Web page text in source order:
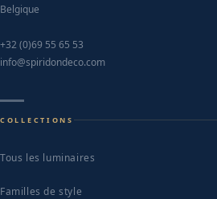
Belgique
+32 (0)69 55 65 53
info@spiridondeco.com
COLLECTIONS
Tous les luminaires
Familles de style